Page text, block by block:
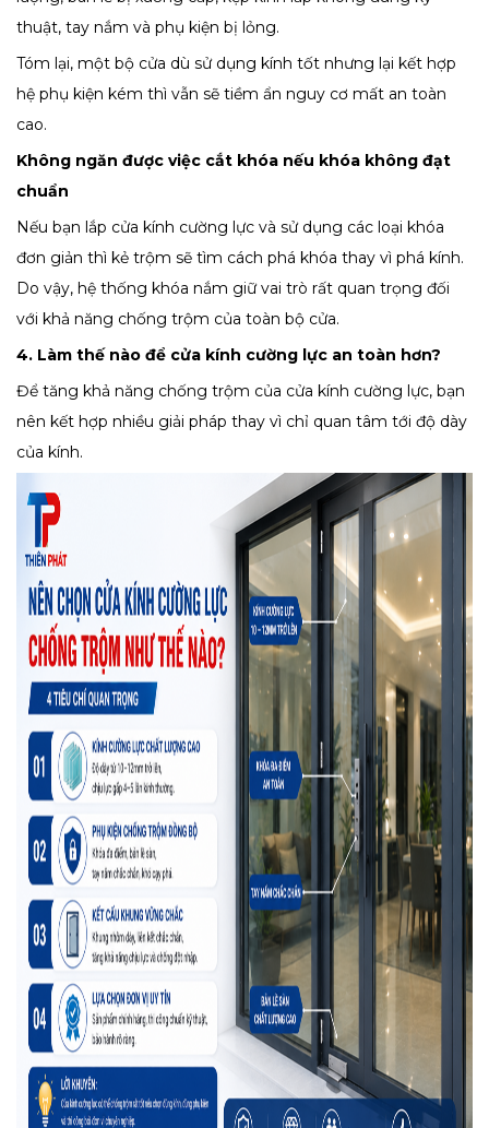
thuật, tay nắm và phụ kiện bị lỏng.
Tóm lại, một bộ cửa dù sử dụng kính tốt nhưng lại kết hợp
hệ phụ kiện kém thì vẫn sẽ tiềm ẩn nguy cơ mất an toàn
cao.
Không ngăn được việc cắt khóa nếu khóa không đạt
chuẩn
Nếu bạn lắp cửa kính cường lực và sử dụng các loại khóa
đơn giản thì kẻ trộm sẽ tìm cách phá khóa thay vì phá kính.
Do vậy, hệ thống khóa nắm giữ vai trò rất quan trọng đối
với khả năng chống trộm của toàn bộ cửa.
4. Làm thế nào để cửa kính cường lực an toàn hơn?
Để tăng khả năng chống trộm của cửa kính cường lực, bạn
nên kết hợp nhiều giải pháp thay vì chỉ quan tâm tới độ dày
của kính.